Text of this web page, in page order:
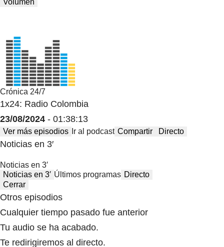
Volumen
Crónica 24/7
1x24: Radio Colombia
23/08/2024 - 01:38:13
Ver más episodios Ir al podcast Compartir Directo
Noticias en 3′
Noticias en 3′
Noticias en 3′ Últimos programas Directo
Cerrar
Otros episodios
Cualquier tiempo pasado fue anterior
Tu audio se ha acabado.
Te redirigiremos al directo.